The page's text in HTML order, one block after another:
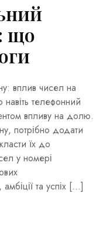
що
вплив чисел на
телефонний
впливу на долю.
потрібно додати
їх до
у номері
та успіх […]